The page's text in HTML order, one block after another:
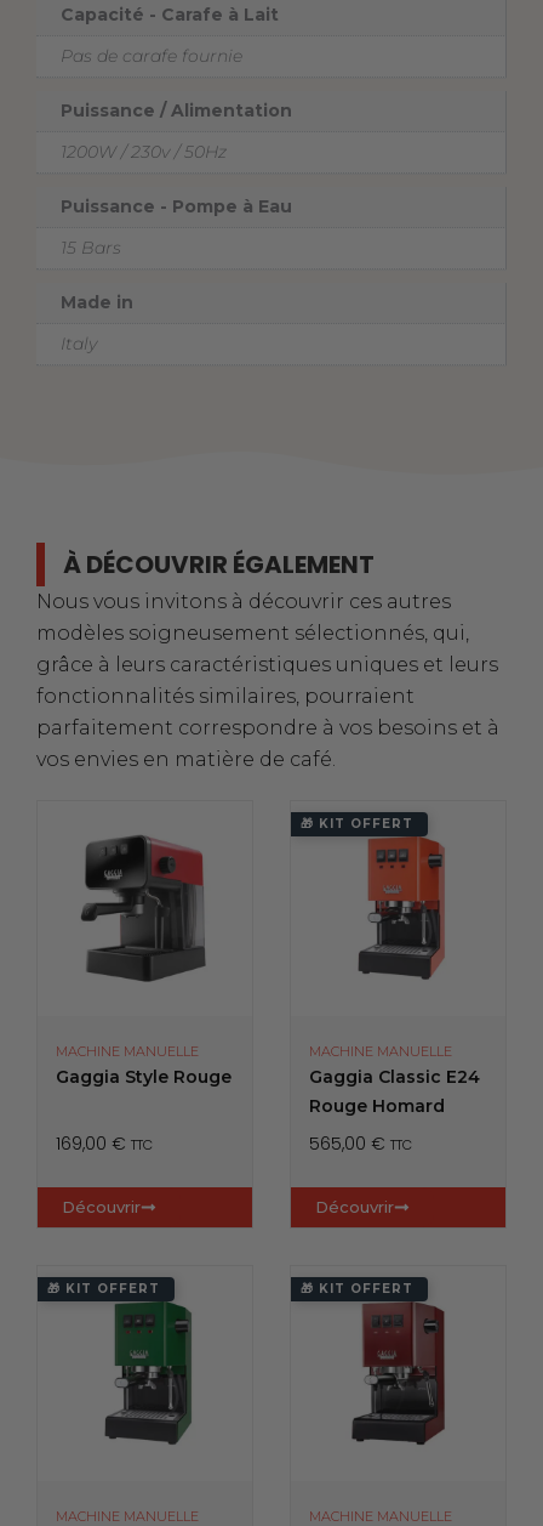
Capacité - Carafe à Lait
Pas de carafe fournie
Puissance / Alimentation
1200W / 230v / 50Hz
Puissance - Pompe à Eau
15 Bars
Made in
Italy
À DÉCOUVRIR ÉGALEMENT
Nous vous invitons à découvrir ces autres
modèles soigneusement sélectionnés, qui,
grâce à leurs caractéristiques uniques et leurs
fonctionnalités similaires, pourraient
parfaitement correspondre à vos besoins et à
vos envies en matière de café.
MACHINE MANUELLE
Gaggia Style Rouge
169,00 € TTC
Découvrir
🎁 KIT OFFERT
MACHINE MANUELLE
Gaggia Classic E24
Rouge Homard
565,00 € TTC
Découvrir
🎁 KIT OFFERT
MACHINE MANUELLE
🎁 KIT OFFERT
MACHINE MANUELLE